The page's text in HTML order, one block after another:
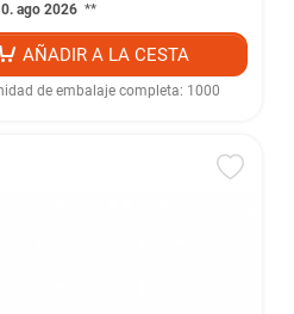
ago 2026 **
AÑADIR A LA CESTA
de embalaje completa: 1000